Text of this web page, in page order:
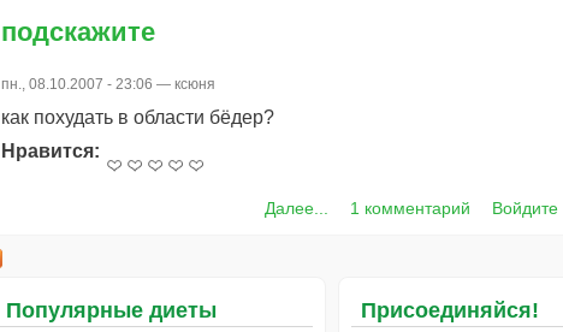
подскажите
пн., 08.10.2007 - 23:06 — ксюня
как похудать в области бёдер?
Нравится:
Далее... 1 комментарий Войдите
Популярные диеты Присоединяйся!